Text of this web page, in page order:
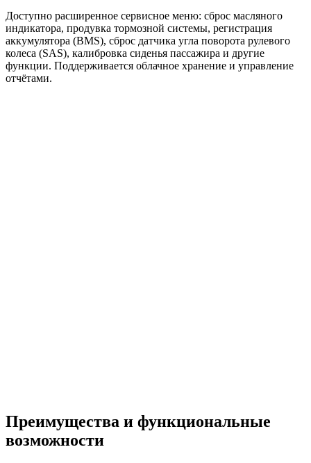
Доступно расширенное сервисное меню: сброс масляного
индикатора, продувка тормозной системы, регистрация
аккумулятора (BMS), сброс датчика угла поворота рулевого
колеса (SAS), калибровка сиденья пассажира и другие
функции. Поддерживается облачное хранение и управление
отчётами.
Преимущества и функциональные
возможности